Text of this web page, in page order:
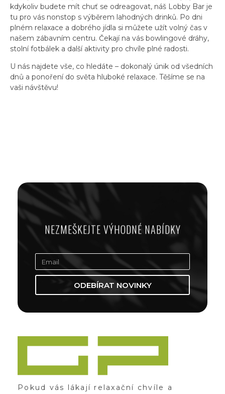
kdykoliv budete mít chuť se odreagovat, náš Lobby Bar je
tu pro vás nonstop s výběrem lahodných drinků. Po dni
plném relaxace a dobrého jídla si můžete užít volný čas v
našem zábavním centru. Čekají na vás bowlingové dráhy,
stolní fotbálek a další aktivity pro chvíle plné radosti.
U nás najdete vše, co hledáte – dokonalý únik od všedních
dnů a ponoření do světa hluboké relaxace. Těšíme se na
vaši návštěvu!
NEZMEŠKEJTE VÝHODNÉ NABÍDKY
ODEBÍRAT NOVINKY
Zážitky Green Paradise
Pokud vás lákají relaxační chvíle a